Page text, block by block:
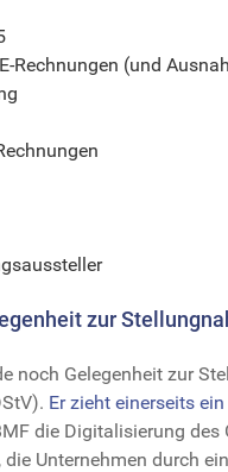
Rechnungen (und
zur
noch Gelegenheit zur
Er zieht einerseits
die Digitalisierung
Unternehmen durch